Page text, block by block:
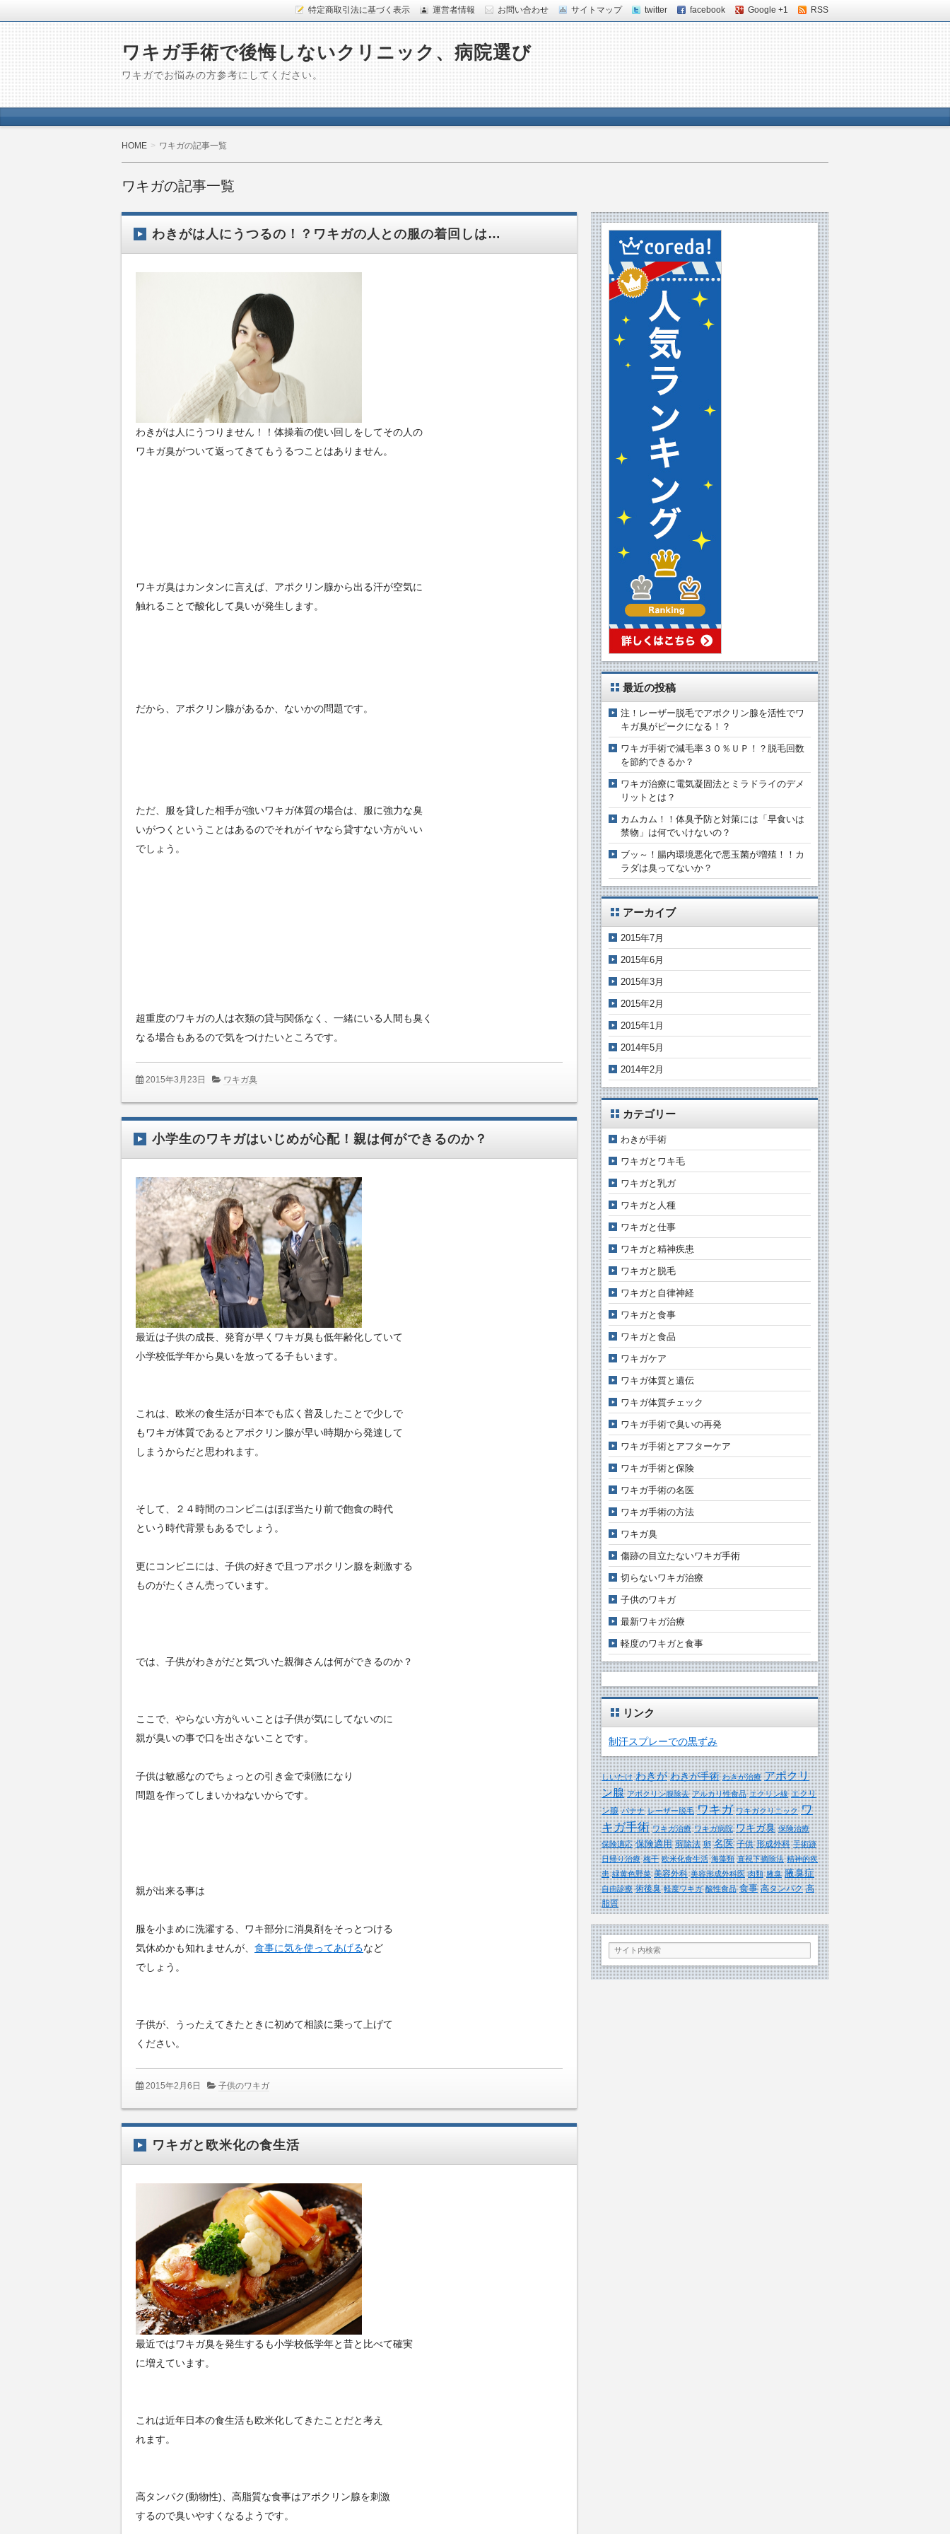
特定商取引法に基づく表示 運営者情報 お問い合わせ サイトマップ twitter facebook Google +1 RSS
ワキガ手術で後悔しないクリニック、病院選び
ワキガでお悩みの方参考にしてください。
HOME ワキガの記事一覧
ワキガの記事一覧
わきがは人にうつるの！？ワキガの人との服の着回しは…
わきがは人にうつりません！！体操着の使い回しをしてその人の
ワキガ臭がついて返ってきてもうるつことはありません。
ワキガ臭はカンタンに言えば、アポクリン腺から出る汗が空気に
触れることで酸化して臭いが発生します。
だから、アポクリン腺があるか、ないかの問題です。
ただ、服を貸した相手が強いワキガ体質の場合は、服に強力な臭
いがつくということはあるのでそれがイヤなら貸すない方がいい
でしょう。
超重度のワキガの人は衣類の貸与関係なく、一緒にいる人間も臭く
なる場合もあるので気をつけたいところです。
2015年3月23日 ワキガ臭
小学生のワキガはいじめが心配！親は何ができるのか？
最近は子供の成長、発育が早くワキガ臭も低年齢化していて
小学校低学年から臭いを放ってる子もいます。
これは、欧米の食生活が日本でも広く普及したことで少しで
もワキガ体質であるとアポクリン腺が早い時期から発達して
しまうからだと思われます。
そして、２４時間のコンビニはほぼ当たり前で飽食の時代
という時代背景もあるでしょう。
更にコンビニには、子供の好きで且つアポクリン腺を刺激する
ものがたくさん売っています。
では、子供がわきがだと気づいた親御さんは何ができるのか？
ここで、やらない方がいいことは子供が気にしてないのに
親が臭いの事で口を出さないことです。
子供は敏感なのでちょっとの引き金で刺激になり
問題を作ってしまいかねないからです。
親が出来る事は
服を小まめに洗濯する、ワキ部分に消臭剤をそっとつける
気休めかも知れませんが、 食事に気を使ってあげるなど
でしょう。
子供が、うったえてきたときに初めて相談に乗って上げて
ください。
2015年2月6日 子供のワキガ
ワキガと欧米化の食生活
最近ではワキガ臭を発生するも小学校低学年と昔と比べて確実
に増えています。
これは近年日本の食生活も欧米化してきたことだと考え
れます。
高タンパク(動物性)、高脂質な食事はアポクリン腺を刺激
するので臭いやすくなるようです。
最近の投稿
注！レーザー脱毛でアポクリン腺を活性でワ
キガ臭がピークになる！？
ワキガ手術で減毛率３０％ＵＰ！？脱毛回数
を節約できるか？
ワキガ治療に電気凝固法とミラドライのデメ
リットとは？
カムカム！！体臭予防と対策には「早食いは
禁物」は何でいけないの？
ブッ～！腸内環境悪化で悪玉菌が増殖！！カ
ラダは臭ってないか？
アーカイブ
2015年7月
2015年6月
2015年3月
2015年2月
2015年1月
2014年5月
2014年2月
カテゴリー
わきが手術
ワキガとワキ毛
ワキガと乳ガ
ワキガと人種
ワキガと仕事
ワキガと精神疾患
ワキガと脱毛
ワキガと自律神経
ワキガと食事
ワキガと食品
ワキガケア
ワキガ体質と遺伝
ワキガ体質チェック
ワキガ手術で臭いの再発
ワキガ手術とアフターケア
ワキガ手術と保険
ワキガ手術の名医
ワキガ手術の方法
ワキガ臭
傷跡の目立たないワキガ手術
切らないワキガ治療
子供のワキガ
最新ワキガ治療
軽度のワキガと食事
リンク
制汗スプレーでの黒ずみ
しいたけ わきが わきが手術 わきが治療 アポクリ
ン腺 アポクリン腺除去 アルカリ性食品 エクリン線 エクリ
ン腺 バナナ レーザー脱毛 ワキガ ワキガクリニック ワ
キガ手術 ワキガ治療 ワキガ病院 ワキガ臭 保険治療
保険適応 保険適用 剪除法 卵 名医 子供 形成外科 手術跡
日帰り治療 梅干 欧米化食生活 海藻類 直視下摘除法 精神的疾
患 緑黄色野菜 美容外科 美容形成外科医 肉類 腋臭 腋臭症
自由診療 術後臭 軽度ワキガ 酸性食品 食事 高タンパク 高
脂質